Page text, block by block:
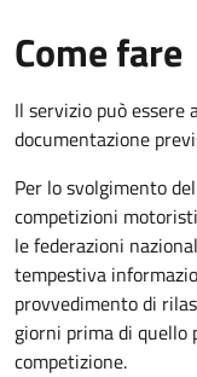
Come fare
Il servizio può
documentazione
Per lo svolgimento
competizioni
le federazioni
tempestiva
provvedimento di
giorni prima di quello
competizione.